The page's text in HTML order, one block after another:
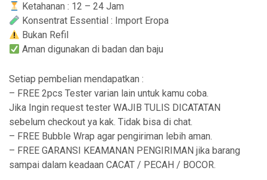
Ketahanan : 12 – 24 Jam
Konsentrat Essential : Import Eropa
Bukan Refil
Aman digunakan di badan dan baju
Setiap pembelian mendapatkan :
– FREE 2pcs Tester varian lain untuk kamu coba.
Jika Ingin request tester WAJIB TULIS DICATATAN
sebelum checkout ya kak. Tidak bisa di chat.
– FREE Bubble Wrap agar pengiriman lebih aman.
– FREE GARANSI KEAMANAN PENGIRIMAN jika barang
sampai dalam keadaan CACAT / PECAH / BOCOR.